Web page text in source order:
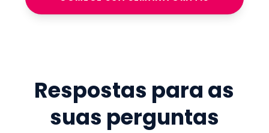
Respostas para as
suas perguntas